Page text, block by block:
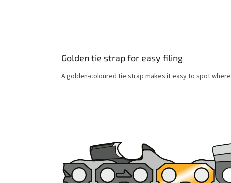
Golden tie strap for easy filing
A golden-coloured tie strap makes it easy to spot